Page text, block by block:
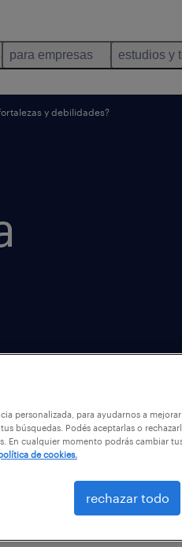
para empresas estudios y
y debilidades?
personalizada, para ayudarnos a
búsquedas. Podés aceptarlas o
En cualquier momento podrás cambiar
de cookies.
rechazar todo